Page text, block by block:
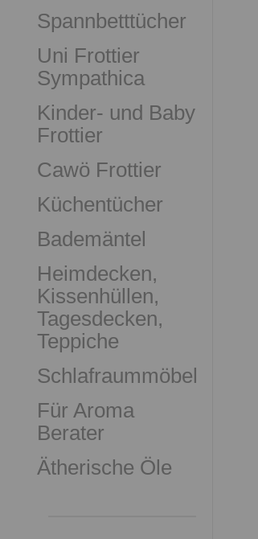
Spannbetttücher
Uni Frottier
Sympathica
Kinder- und Baby
Frottier
Cawö Frottier
Küchentücher
Bademäntel
Heimdecken,
Kissenhüllen,
Tagesdecken,
Teppiche
Schlafraummöbel
Für Aroma
Berater
Ätherische Öle